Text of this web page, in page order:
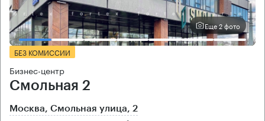
Еще 2 фото
БЕЗ КОМИССИИ
Бизнес-центр
Смольная 2
Москва, Смольная улица, 2